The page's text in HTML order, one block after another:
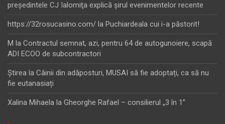
preşedintele CJ Ialomiţa explică şirul evenimentelor recente
https://32rosucasino.com/ la Puchiardeala cui i-a păstorit!
M la Contractul semnat, azi, pentru 64 de autogunoiere, scapă
ADI ECOO de subcontractori
Ştirea la Câinii din adăposturi, MUSAI să fie adoptați, ca să nu
fie eutanasiați
Xalina Mihaela la Gheorghe Rafael – consilierul „3 în 1”